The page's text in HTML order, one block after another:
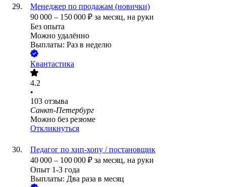
Менеджер по продажам (новички)
90 000 – 150 000 ₽ за месяц, на руки
Без опыта
Можно удалённо
Выплаты: Раз в неделю
Квантастика
4.2
•
103 отзыва
Санкт-Петербург
Можно без резюме
Откликнуться
Педагог по хип-хопу / постановщик
40 000 – 100 000 ₽ за месяц, на руки
Опыт 1-3 года
Выплаты: Два раза в месяц